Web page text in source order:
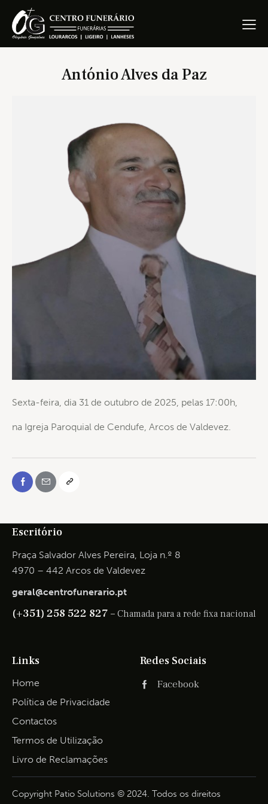
António Alves da Paz
Sexta-feira, dia 31 de outubro de 2025, pelas 17:00h,
na Igreja Paroquial de Cendufe, Arcos de Valdevez.
Escritório
Praça Salvador Alves Pereira, Loja n.º 8
4970 – 442 Arcos de Valdevez
geral@centrofunerario.pt
(+351) 258 522 827 – Chamada para a rede fixa nacional
Links
Home
Política de Privacidade
Contactos
Termos de Utilização
Livro de Reclamações
Redes Sociais
Facebook
Copyright Patio Solutions © 2024. Todos os direitos